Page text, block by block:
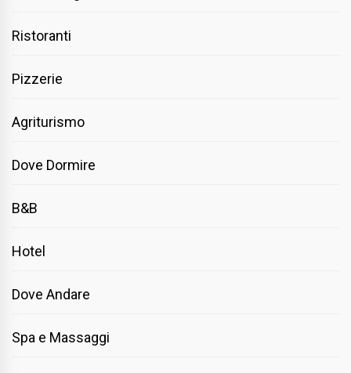
Ristoranti
Pizzerie
Agriturismo
Dove Dormire
B&B
Hotel
Dove Andare
Spa e Massaggi